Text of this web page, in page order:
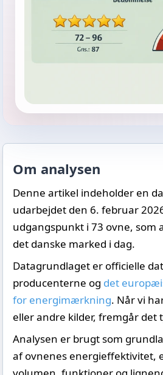
Om analysen
Denne artikel indeholder en
udarbejdet den 6. februar
udgangspunkt i 73 ovne, som
det danske marked i dag.
Datagrundlaget er officielle
producenterne og det
for energimærkning. Når vi
eller andre kilder, fremgår det
Analysen er brugt som
af ovnenes energieffektivitet,